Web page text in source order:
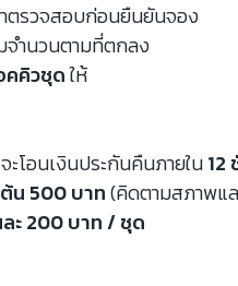
ตรวจสอบก่อนยืนยันจอง
มจำนวนตามที่ตกลง
คคิวชุดให้
โอนเงินประกันคืนภายใน12
ต้น 500 บาท(คิดตามสภาพแ
ะ 200 บาท / ชุด